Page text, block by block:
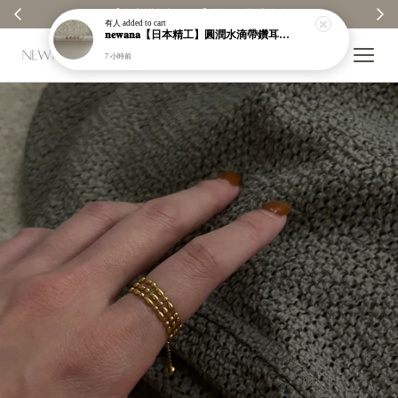
有人 added to cart
𝐧𝐞𝐰𝐚𝐧𝐚【日本精工】圓潤水滴帶鑽耳環｜耳針｜高保色｜純銀｜鍍玫瑰金｜現貨＋預購【n989】
7 小時前